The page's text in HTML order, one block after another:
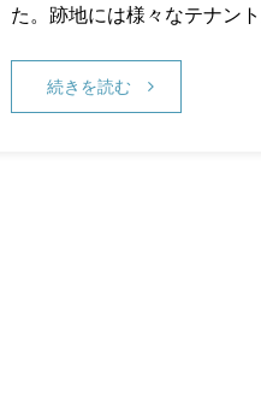
た。跡地には様々なテナン
続きを読む